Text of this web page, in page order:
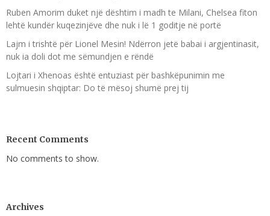
Ruben Amorim duket një dështim i madh te Milani, Chelsea fiton
lehtë kundër kuqezinjëve dhe nuk i lë 1 goditje në portë
Lajm i trishtë për Lionel Mesin! Ndërron jetë babai i argjentinasit,
nuk ia doli dot me sëmundjen e rëndë
Lojtari i Xhenoas është entuziast për bashkëpunimin me
sulmuesin shqiptar: Do të mësoj shumë prej tij
Recent Comments
No comments to show.
Archives